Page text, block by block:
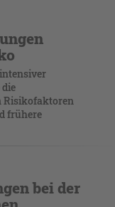
Risikofaktoren
frühere
bei der